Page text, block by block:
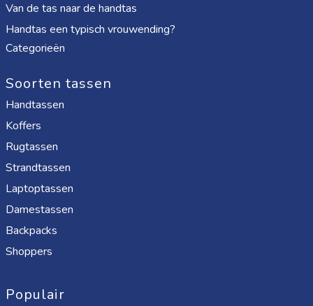
Van de tas naar de handtas
Handtas een typisch vrouwending?
Categorieën
Soorten tassen
Handtassen
Koffers
Rugtassen
Strandtassen
Laptoptassen
Damestassen
Backpacks
Shoppers
Populair